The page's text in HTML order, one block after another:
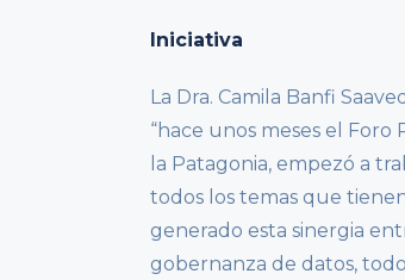
Iniciativa
La Dra. Camila Banfi
“hace unos meses el
la Patagonia, empezó a
todos los temas que
generado esta sinergia
gobernanza de datos,